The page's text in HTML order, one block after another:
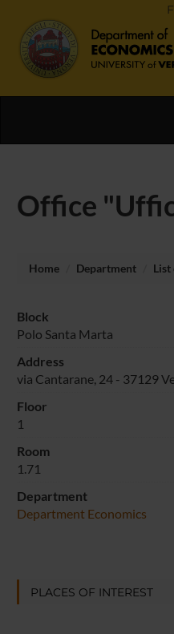
Office
Home Department List
Block
Polo Santa Marta
Address
via Cantarane, 24 - 37129
Floor
1
Room
1.71
Department
Department Economics
PLACES OF INTEREST